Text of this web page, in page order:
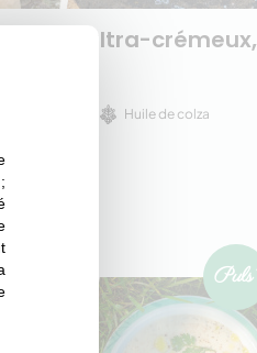
au lait ultra-crémeux,
Huile de colza